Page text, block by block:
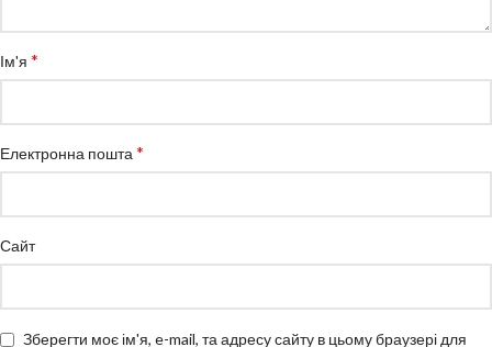
Ім'я *
Електронна пошта *
Сайт
Зберегти моє ім'я, e-mail, та адресу сайту в цьому браузері для